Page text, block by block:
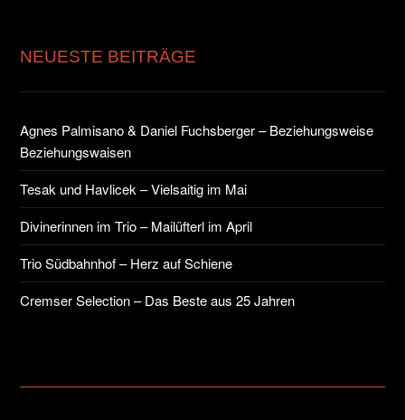
NEUESTE BEITRÄGE
Agnes Palmisano & Daniel Fuchsberger – Beziehungsweise
Beziehungswaisen
Tesak und Havlicek – Vielsaitig im Mai
Divinerinnen im Trio – Mailüfterl im April
Trio Südbahnhof – Herz auf Schiene
Cremser Selection – Das Beste aus 25 Jahren